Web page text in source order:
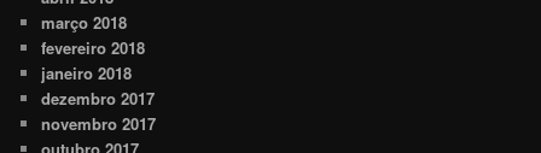
março 2018
fevereiro 2018
janeiro 2018
dezembro 2017
novembro 2017